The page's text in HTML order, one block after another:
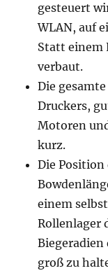
gesteuert
WLAN, auf
Statt einem
verbaut.
Die
Druckers,
Motoren
kurz.
Die Position
einem
Rollenlager
Biegeradien
groß zu